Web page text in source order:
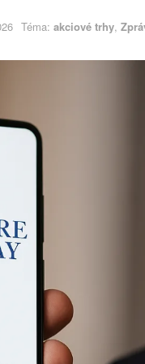
Téma: akciové trhy,